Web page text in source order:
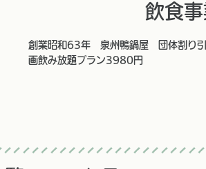
飲食
創業昭和63年 泉州鴨鍋屋 団体割り
画飲み放題プラン3980円